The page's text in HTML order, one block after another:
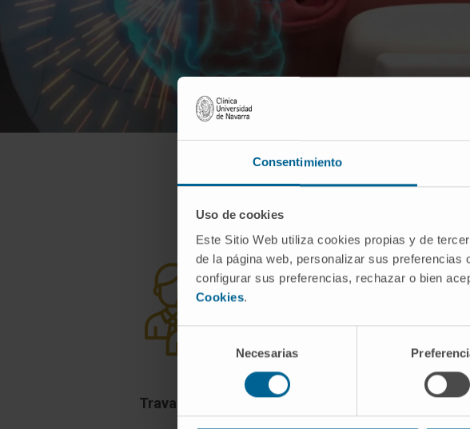
Consentimiento
Uso de cookies
Este Sitio Web utiliza cookies propias y de
de la página web, personalizar sus preferencias
configurar sus preferencias, rechazar o bien
Cookies.
Selección
de
consentimiento
Necesarias
Travail en équipe
Médecine